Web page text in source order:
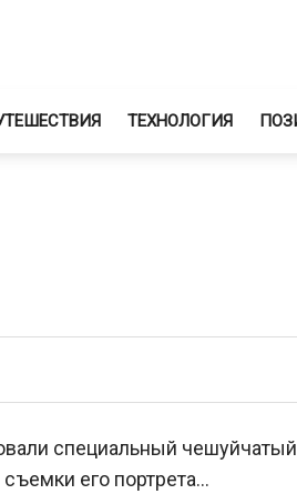
ТЕХНОЛОГИЯ
специальный
его портрета…